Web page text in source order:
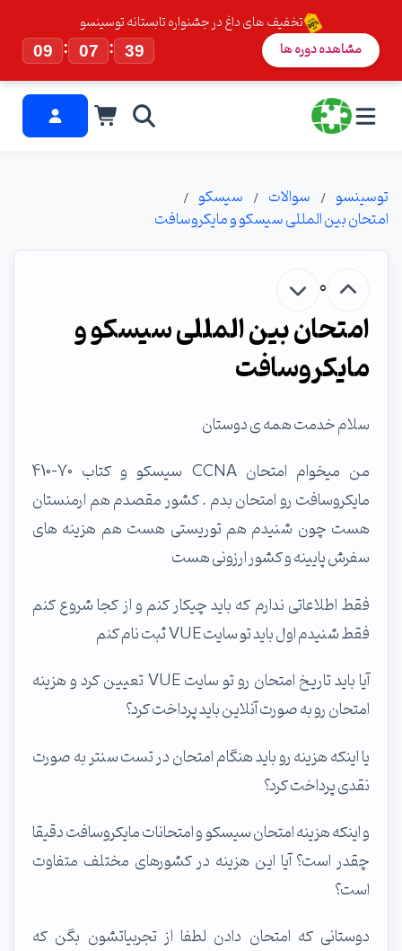
تخفیف های داغ در جشنواره تابستانه توسینسو
09
: 07 : 38 مشاهده دوره ها
توسینسو سوالات
سیسکو
امتحان بین المللی سیسکو و مایکروسافت
0
امتحان بین المللی سیسکو و
مایکروسافت
سلام خدمت همه ی دوستان
من میخوام امتحان CCNA سیسکو و کتاب 70-410
مایکروسافت رو امتحان بدم . کشور مقصدم هم ارمنستان
هست چون شنیدم هم توریستی هست هم هزینه های
سفرش پایینه و کشور ارزونی هست
فقط اطلاعاتی ندارم که باید چیکار کنم و از کجا شروع کنم
فقط شنیدم اول باید تو سایت VUE ثبت نام کنم
آیا باید تاریخ امتحان رو تو سایت VUE تعیین کرد و هزینه
امتحان رو به صورت آنلاین باید پرداخت کرد؟
یا اینکه هزینه رو باید هنگام امتحان در تست سنتر به صورت
نقدی پرداخت کرد؟
و اینکه هزینه امتحان سیسکو و امتحانات مایکروسافت دقیقا
چقدر است؟ آیا این هزینه در کشورهای مختلف متفاوت
است؟
دوستانی که امتحان دادن لطفا از تجربیاتشون بگن که